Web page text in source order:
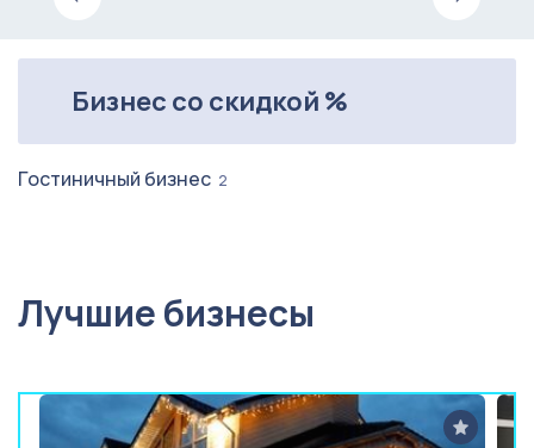
Бизнес со скидкой %
Гостиничный бизнес 2
Лучшие бизнесы